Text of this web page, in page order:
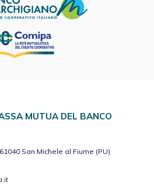
MUTUA DEL BANCO
San Michele al Fiume (PU)